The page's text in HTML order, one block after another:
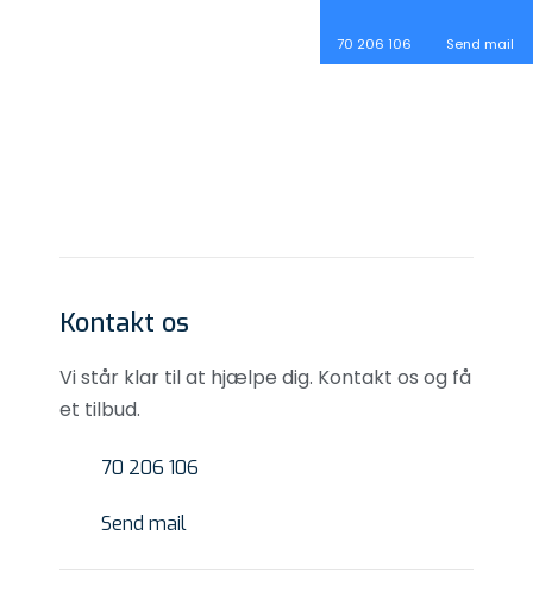
​70 206 106​ Send mail
​Kontakt os
​Vi står klar til at hjælpe dig. Kontakt os og få
et tilbud.
​70 206 106
​Send mail